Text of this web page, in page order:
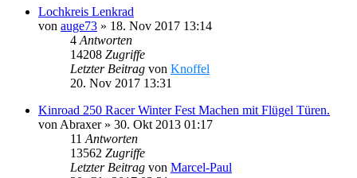
Lochkreis Lenkrad
von auge73 » 18. Nov 2017 13:14
4 Antworten
14208 Zugriffe
Letzter Beitrag von Knoffel
20. Nov 2017 13:31
Kinroad 250 Racer Winter Fest Machen mit Flügel Türen.
von Abraxer» 30. Okt 2013 01:17
11 Antworten
13562 Zugriffe
Letzter Beitrag von Marcel-Paul